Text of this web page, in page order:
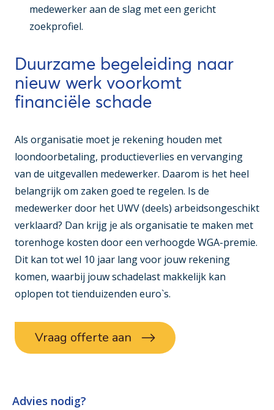
medewerker aan de slag met een gericht
zoekprofiel.
Duurzame begeleiding naar
nieuw werk voorkomt
financiële schade
Als organisatie moet je rekening houden met
loondoorbetaling, productieverlies en vervanging
van de uitgevallen medewerker. Daarom is het heel
belangrijk om zaken goed te regelen. Is de
medewerker door het UWV (deels) arbeidsongeschikt
verklaard? Dan krijg je als organisatie te maken met
torenhoge kosten door een verhoogde WGA-premie.
Dit kan tot wel 10 jaar lang voor jouw rekening
komen, waarbij jouw schadelast makkelijk kan
oplopen tot tienduizenden euro`s.
Vraag offerte aan
Advies nodig?